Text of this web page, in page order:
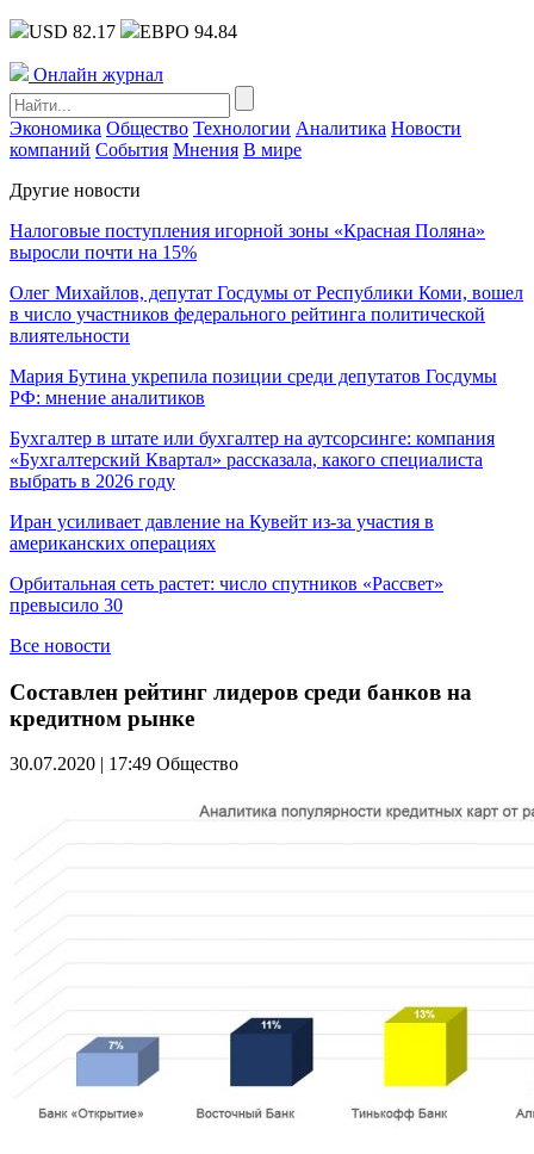
USD 82.17 ЕВРО 94.84
Онлайн журнал
Экономика Общество Технологии Аналитика Новости
компаний События Мнения В мире
Другие новости
Налоговые поступления игорной зоны «Красная Поляна»
выросли почти на 15%
Олег Михайлов, депутат Госдумы от Республики Коми, вошел
в число участников федерального рейтинга политической
влиятельности
Мария Бутина укрепила позиции среди депутатов Госдумы
РФ: мнение аналитиков
Бухгалтер в штате или бухгалтер на аутсорсинге: компания
«Бухгалтерский Квартал» рассказала, какого специалиста
выбрать в 2026 году
Иран усиливает давление на Кувейт из-за участия в
американских операциях
Орбитальная сеть растет: число спутников «Рассвет»
превысило 30
Все новости
Составлен рейтинг лидеров среди банков на
кредитном рынке
30.07.2020 | 17:49 Общество